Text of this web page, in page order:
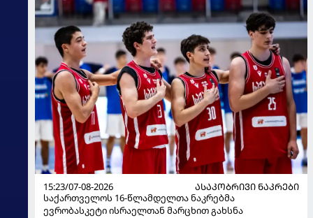
15:23/07-08-2026
ᲐᲡᲐᲙᲝᲑᲠᲘᲕᲘ ᲜᲐᲙᲠᲔᲑᲘ
საქართველოს 16-წლამდელთა ნაკრებმა
ევრობასკეტი ისრაელთან მარცხით გახსნა